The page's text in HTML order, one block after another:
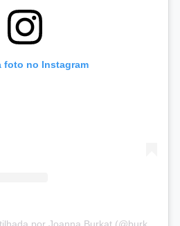
foto no Instagram